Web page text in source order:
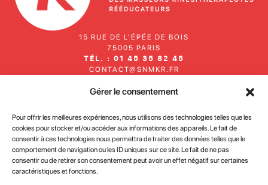
Gérer le consentement
Pour offrir les meilleures expériences, nous utilisons des technologies telles que les
cookies pour stocker et/ou accéder aux informations des appareils. Le fait de
consentir à ces technologies nous permettra de traiter des données telles que le
comportement de navigation ou les ID uniques sur ce site. Le fait de ne pas
consentir ou de retirer son consentement peut avoir un effet négatif sur certaines
caractéristiques et fonctions.
15 RUE DE L'ÉPÉE DE BOIS
75005 PARIS
TÉL. : 01 45 35 82 45
CONTACT@SNMKR.FR